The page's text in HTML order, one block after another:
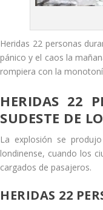
Heridas 22 personas
pánico y el caos la
rompiera con la
HERIDAS 22
SUDESTE DE
La explosión se
londinense, cuando los
cargados de pasajeros.
HERIDAS 22